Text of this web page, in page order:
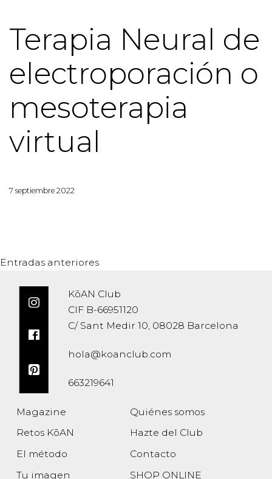
Terapia Neural de
electroporación o
mesoterapia
virtual
7 septiembre 2022
Entradas anteriores
KōAN Club
CIF B-66951120
C/ Sant Medir 10, 08028 Barcelona
hola@koanclub.com
663219641
Magazine
Retos KōAN
El método
Tu imagen
Quiénes somos
Hazte del Club
Contacto
SHOP ONLINE